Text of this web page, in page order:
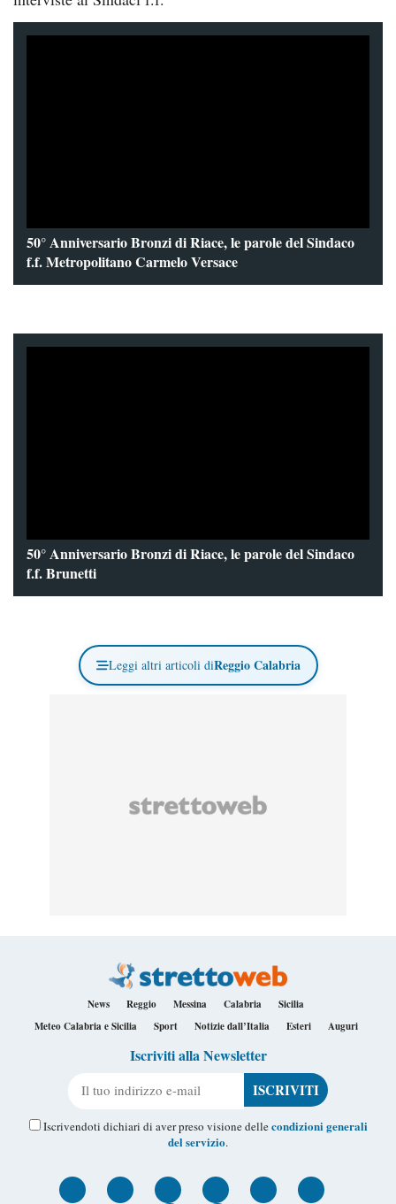
50° Anniversario Bronzi di Riace, le parole del Sindaco
f.f. Metropolitano Carmelo Versace
50° Anniversario Bronzi di Riace, le parole del Sindaco
f.f. Brunetti
Leggi altri articoli diReggio Calabria
News Reggio Messina Calabria
Sicilia
Meteo Calabria e Sicilia
Sport Notizie dall’Italia Esteri Auguri
Iscriviti alla Newsletter
Iscrivendoti dichiari di aver preso visione dellecondizioni generali
del servizio.